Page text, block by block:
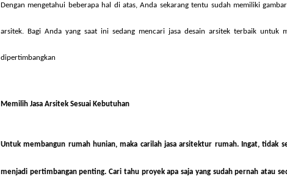
Dengan mengetahui beberapa hal di atas, Anda sekarang tentu sudah memiliki
arsitek. Bagi Anda yang saat ini sedang mencari jasa desain arsitek terbaik
dipertimbangkan
Memilih Jasa Arsitek Sesuai Kebutuhan
Untuk membangun rumah hunian, maka carilah jasa arsitektur rumah. Ingat, tidak
menjadi pertimbangan penting. Cari tahu proyek apa saja yang sudah pernah atau